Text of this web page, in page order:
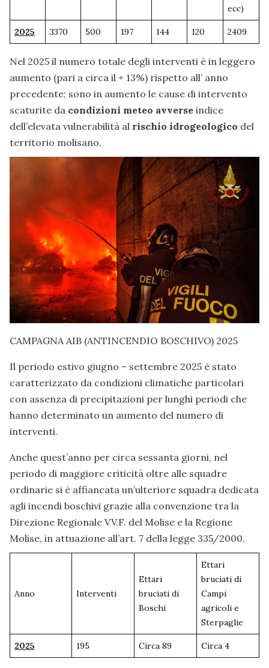
ecc)
2025 3370 500 197 144 120 2409
Nel 2025 il numero totale degli interventi è in leggero
aumento (pari a circa il + 13%) rispetto all’ anno
precedente; sono in aumento le cause di intervento
scaturite da condizioni meteo avverse indice
dell’elevata vulnerabilità al rischio idrogeologico del
territorio molisano.
CAMPAGNA AIB (ANTINCENDIO BOSCHIVO) 2025
Il periodo estivo giugno – settembre 2025 è stato
caratterizzato da condizioni climatiche particolari
con assenza di precipitazioni per lunghi periodi che
hanno determinato un aumento del numero di
interventi.
Anche quest’anno per circa sessanta giorni, nel
periodo di maggiore criticità oltre alle squadre
ordinarie si è affiancata un’ulteriore squadra dedicata
agli incendi boschivi grazie alla convenzione tra la
Direzione Regionale VV.F. del Molise e la Regione
Molise, in attuazione all’art. 7 della legge 335/2000.
Anno Interventi
Ettari
bruciati di
Boschi
Ettari
bruciati di
Campi
agricoli e
Sterpaglie
2025 195 Circa 89 Circa 4